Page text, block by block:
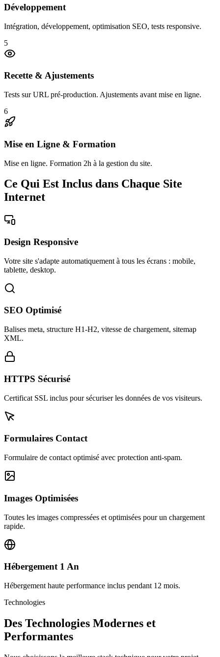
Développement
Intégration, développement, optimisation SEO, tests responsive.
5
Recette & Ajustements
Tests sur URL pré-production. Ajustements avant mise en ligne.
6
Mise en Ligne & Formation
Mise en ligne. Formation 2h à la gestion du site.
Ce Qui Est Inclus dans Chaque Site
Internet
Design Responsive
Votre site s'adapte automatiquement à tous les écrans : mobile,
tablette, desktop.
SEO Optimisé
Balises meta, structure H1-H2, vitesse de chargement, sitemap
XML.
HTTPS Sécurisé
Certificat SSL inclus pour sécuriser les données de vos visiteurs.
Formulaires Contact
Formulaire de contact optimisé avec protection anti-spam.
Images Optimisées
Toutes les images compressées et optimisées pour un chargement
rapide.
Hébergement 1 An
Hébergement haute performance inclus pendant 12 mois.
Technologies
Des Technologies Modernes et
Performantes